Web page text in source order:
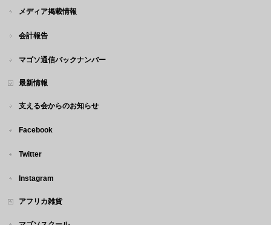
メディア掲載情報
会計報告
マゴソ通信バックナンバー
最新情報
支える会からのお知らせ
Facebook
Twitter
Instagram
アフリカ雑貨